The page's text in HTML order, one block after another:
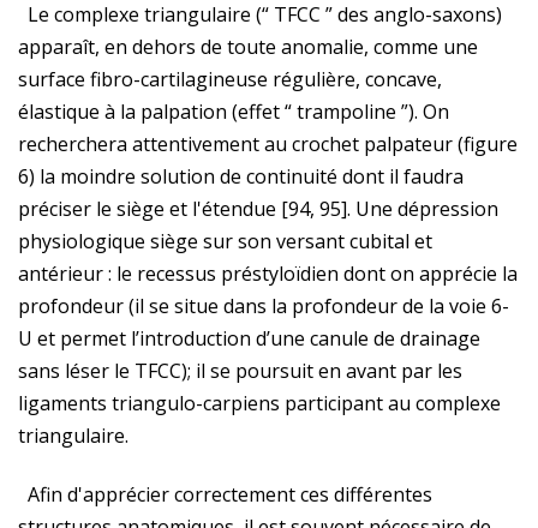
Le complexe triangulaire (“ TFCC ” des anglo-saxons)
apparaît, en dehors de toute anomalie, comme une
surface fibro-cartilagineuse régulière, concave,
élastique à la palpation (effet “ trampoline ”). On
recherchera attentivement au crochet palpateur (figure
6) la moindre solution de continuité dont il faudra
préciser le siège et l'étendue [94, 95]. Une dépression
physiologique siège sur son versant cubital et
antérieur : le recessus préstyloïdien dont on apprécie la
profondeur (il se situe dans la profondeur de la voie 6-
U et permet l’introduction d’une canule de drainage
sans léser le TFCC); il se poursuit en avant par les
ligaments triangulo-carpiens participant au complexe
triangulaire.
Afin d'apprécier correctement ces différentes